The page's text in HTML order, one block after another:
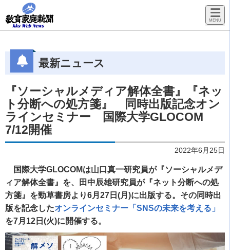
最新ニュース
『ソーシャルメディア解体全書』『ネッ
ト分断への処方箋』 同時出版記念オン
ラインセミナー 国際大学GLOCOM
7/12開催
2022年6月25日
国際大学GLOCOMは山口真一研究員が『ソーシャルメデ
ィア解体全書』を、田中辰雄研究員が『ネット分断への処
方箋』を勁草書房より6月27日(月)に出版する。その同時出
版を記念したオンラインセミナー「SNSの未来を考える」
を7月12日(火)に開催する。